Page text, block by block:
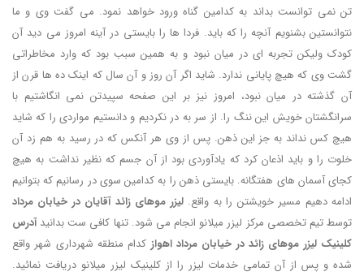
تن نمی توانست بداند به کدامین گناه ورود خواهد نمود. می گفت وی و ما
نتوانستین بشنویم آنچه را که باید. فردا ها را بایستی در آینه امروز می دید آن
کودک ولیکن تجربه ای در میان نبود و به همین سبب بود که وارد مخاطراتی
گشت وی که هیچ پایانی ندارد. شاید اگر آن روز و آن سال که اینک ده ها قرن از
آن گذشته در میان نبود، امروز نیز بر این صفحه سپیدتن نمی انگاشتیم با
سرانگشتان خویش این ننگ را. از سر به در نکردیم و دانستیم مواردی را که شاید
هیچ کس نداند به جز این ذهن. پس از وی هر آنکس که در رسید به هم زد آن
خلوت را و باید اذعان کرد که یادآوردی بود از آن جسم که نظیر نداشت به هیچ
کجای آسمان های هفتگانه. بایستی ذهن را به کدامین سوی در رسانیم که بتوانیم
ادامه دهیم مسیر خویشتن را به واقع.لیزر موهای زائد آقایان در خیابان مرداد
توسط تیم تخصصی مرکز لیزر میلانو انجام می شود. تنها کافی ست بدانیدآدرس
کلینیک لیزر موهای زائد در خیابان مرداد اهواز کدام منطقه شهرداری شهر واقع
شده و پس از آن تمامی خدمات لیزر را از کلینیک لیزر میلانو دریافت نمائید.